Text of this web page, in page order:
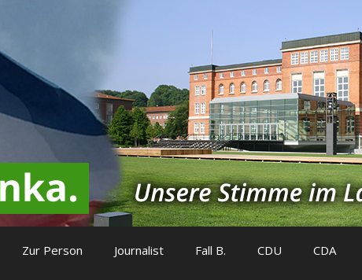
Zur Person Journalist Fall B. CDU CDA